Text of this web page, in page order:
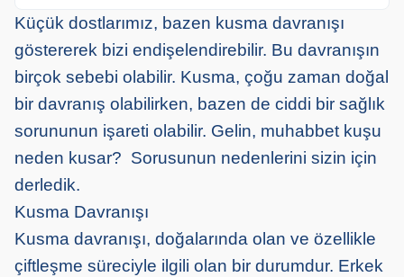
Küçük dostlarımız, bazen kusma davranışı
göstererek bizi endişelendirebilir. Bu davranışın
birçok sebebi olabilir. Kusma, çoğu zaman doğal
bir davranış olabilirken, bazen de ciddi bir sağlık
sorununun işareti olabilir. Gelin, muhabbet kuşu
neden kusar? Sorusunun nedenlerini sizin için
derledik.
Kusma Davranışı
Kusma davranışı, doğalarında olan ve özellikle
çiftleşme süreciyle ilgili olan bir durumdur. Erkek